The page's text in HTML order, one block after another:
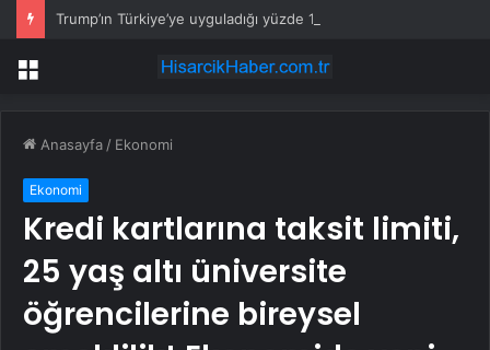
Menü
Anasayfa / Ekonomi
Ekonomi
Kredi kartlarına taksit limiti,
25 yaş altı üniversite
öğrencilerine bireysel